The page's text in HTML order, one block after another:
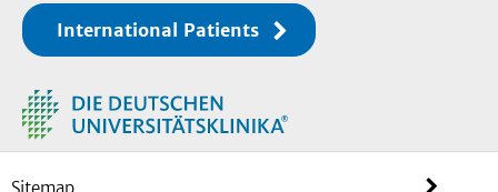
International Patients
Sitemap